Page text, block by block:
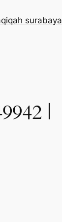
surabaya
|